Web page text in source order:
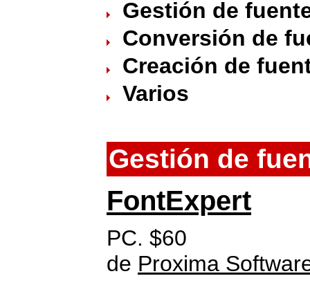
Gestión de
Conversión de
Creación de
Varios
Gestión de
FontExpert
PC. $60
de Proxima